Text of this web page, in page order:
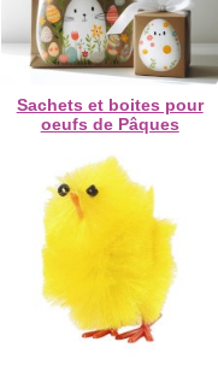
Sachets et boites pour
oeufs de Pâques